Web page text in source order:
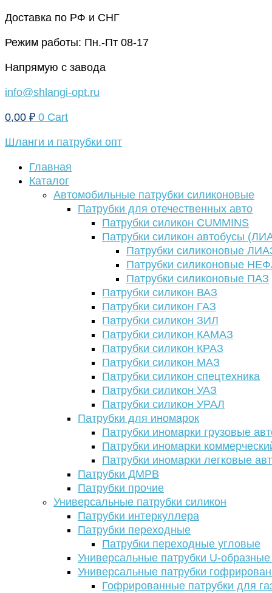
Перейти
содержимому
Доставка по РФ и СНГ
Режим работы: Пн.-Пт 08-17
Напрямую с завода
info@shlangi-opt.ru
0,00 ₽ 0 Cart
Шланги и патрубки опт
Главная
Каталог
Автомобильные патрубки силиконовые
Патрубки для отечественных авто
Патрубки силикон CUMMINS
Патрубки силикон автобусы
Патрубки силиконовые
Патрубки силиконовые
Патрубки силиконовые ПАЗ
Патрубки силикон ВАЗ
Патрубки силикон ГАЗ
Патрубки силикон ЗИЛ
Патрубки силикон КАМАЗ
Патрубки силикон КРАЗ
Патрубки силикон МАЗ
Патрубки силикон спецтехника
Патрубки силикон УАЗ
Патрубки силикон УРАЛ
Патрубки для иномарок
Патрубки иномарки грузовые
Патрубки иномарки
Патрубки иномарки легковые
Патрубки ДМРВ
Патрубки прочие
Универсальные патрубки силикон
Патрубки интеркуллера
Патрубки переходные
Патрубки переходные угловые
Универсальные патрубки U-
Универсальные патрубки
Гофрированные патрубки для